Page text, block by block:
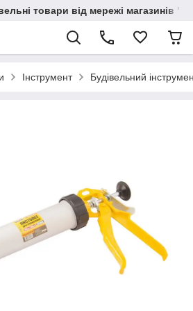
товари від мережі магазинів
Інструмент Будівельний